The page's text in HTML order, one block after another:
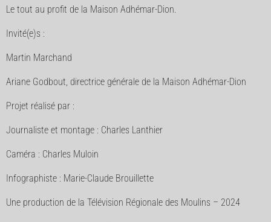
Le tout au profit de la Maison Adhémar-Dion.
Invité(e)s :
Martin Marchand
Ariane Godbout, directrice générale de la Maison Adhémar-Dion
Projet réalisé par :
Journaliste et montage : Charles Lanthier
Caméra : Charles Muloin
Infographiste : Marie-Claude Brouillette
Une production de la Télévision Régionale des Moulins – 2024